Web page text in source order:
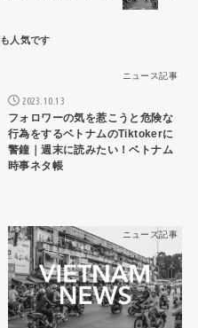
ニュース記事
2023.10.13
フォロワーの気を惹こうと危険な
行為をするベトナムのTiktokerに
警鐘｜週末に読みたい！ベトナム
時事ネタ帳
ニュース記事